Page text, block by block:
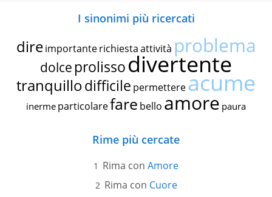
I sinonimi più ricercati
dire importante richiestaattività problema
dolce prolissodivertente
tranquillodifficile permettereacume
inerme particolarefare bello amore paura
Rime più cercate
Rima con Amore
Rima con Cuore